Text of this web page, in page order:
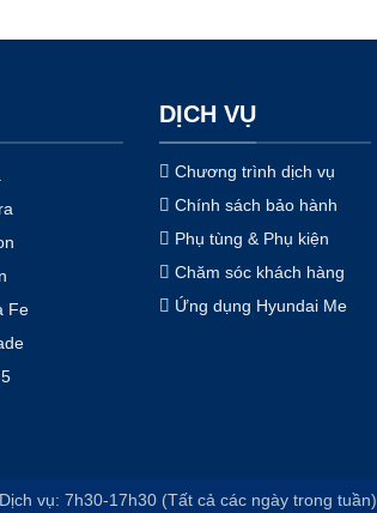
Fe
DỊCH VỤ
Chương trình dịch vụ
Chính sách bảo hành
Phụ tùng & Phụ kiện
Chăm sóc khách hàng
Ứng dụng Hyundai Me
vụ: 7h30-17h30 (Tất cả các ngày trong tuần)